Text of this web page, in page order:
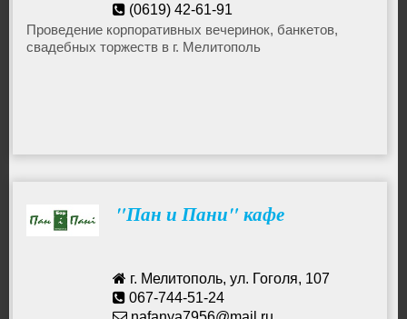
(0619) 42-61-91
Проведение корпоративных вечеринок, банкетов,
свадебных торжеств в г. Мелитополь
"Пан и Пани" кафе
г. Мелитополь, ул. Гоголя, 107
067-744-51-24